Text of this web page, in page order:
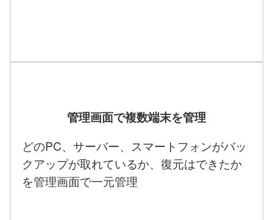
管理画面で複数端末を管理
どのPC、サーバー、スマートフォンがバッ
クアップが取れているか、復元はできたか
を管理画面で一元管理